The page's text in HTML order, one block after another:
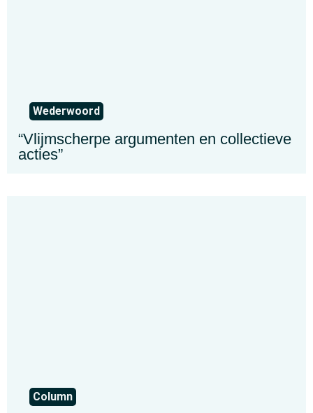
Wederwoord
“Vlijmscherpe argumenten en collectieve
acties”
Column